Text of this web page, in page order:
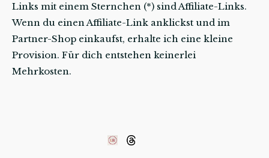
Links mit einem Sternchen (*) sind Affiliate-Links.
Wenn du einen Affiliate-Link anklickst und im
Partner-Shop einkaufst, erhalte ich eine kleine
Provision. Für dich entstehen keinerlei
Mehrkosten.